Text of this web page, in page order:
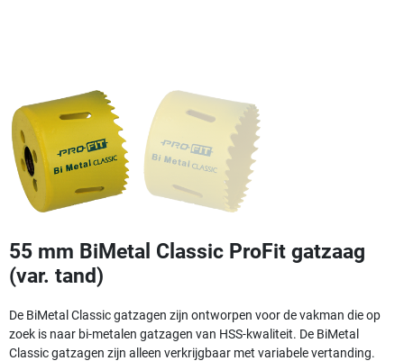
55 mm BiMetal Classic ProFit gatzaag
(var. tand)
De BiMetal Classic gatzagen zijn ontworpen voor de vakman die op
zoek is naar bi-metalen gatzagen van HSS-kwaliteit. De BiMetal
Classic gatzagen zijn alleen verkrijgbaar met variabele vertanding.